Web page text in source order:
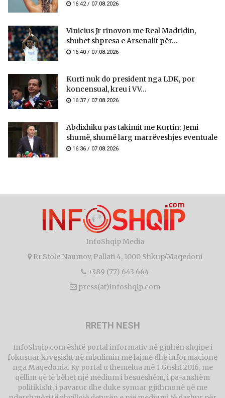
16:42 / 07.08.2026
Vinicius Jr rinovon me Real Madridin,
shuhet shpresa e Arsenalit për...
16:40 / 07.08.2026
Kurti nuk do president nga LDK, por
koncensual, kreu i VV...
16:37 / 07.08.2026
Abdixhiku pas takimit me Kurtin: Jemi
shumë, shumë larg marrëveshjes eventuale
16:36 / 07.08.2026
InfoShqip Media
Rr.Stole Naumov, Pallati 4, 1000 Shkup/Maqedoni
+389 (77) 643 664
press(at)infoshqip.com
RRETH NESH
InfoShqip.com është portal informativ në gjuhën shqipe i
fokusuar kryesisht në mbulimin me lajme dhe informacione
nga Maqedonia. Ky portal u themelua më 1 Gusht 2016, me
qëllim që të bëhet një medium i besueshëm, i pa-anshëm
politikisht, i pavarur dhe duke synuar gjithmonë që me